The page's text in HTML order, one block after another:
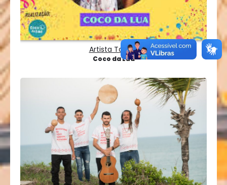
Artista Tapuia
Coco da Lua